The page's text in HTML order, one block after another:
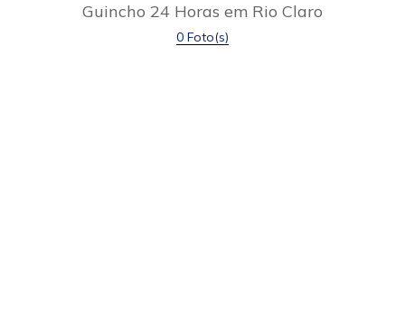
Guincho 24 Horas em Rio Claro
0 Foto(s)